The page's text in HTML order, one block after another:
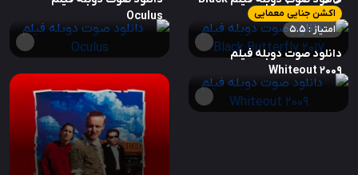
Butterfly 2017
Oculus
اکشن جنایی معمایی
امتیاز : 5.5
دانلود صوت دوبله فیلم
Whiteout 2009